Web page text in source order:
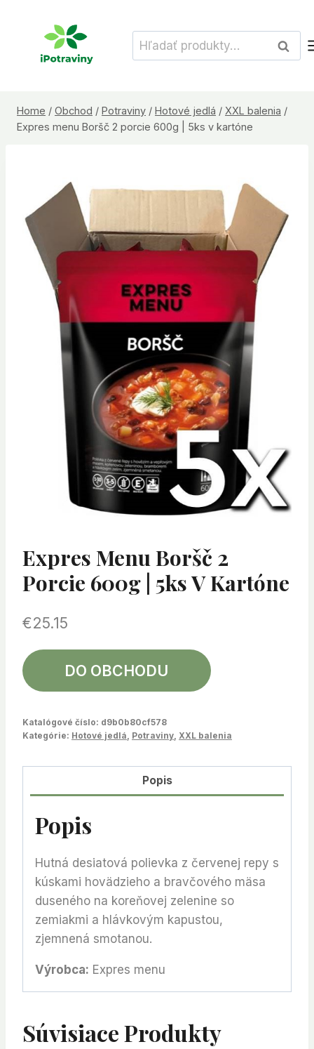
Hľadať:
Home / Obchod / Potraviny / Hotové jedlá / XXL balenia /
Expres menu Boršč 2 porcie 600g | 5ks v kartóne
Expres Menu Boršč 2
Porcie 600g | 5ks V Kartóne
€25.15
DO OBCHODU
Katalógové číslo: d9b0b80cf578
Kategórie: Hotové jedlá Potraviny XXL balenia
Popis
Popis
Hutná desiatová polievka z červenej repy s
kúskami hovädzieho a bravčového mäsa
duseného na koreňovej zelenine so
zemiakmi a hlávkovým kapustou,
zjemnená smotanou.
Výrobca: Expres menu
Súvisiace Produkty